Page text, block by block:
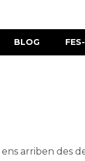
BLOG
arriben des